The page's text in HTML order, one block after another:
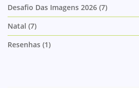
Desafio Das Imagens 2026 (7)
Natal (7)
Resenhas (1)